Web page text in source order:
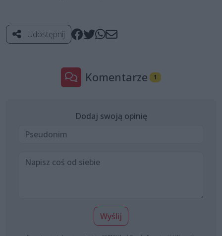
Udostępnij
Komentarze 1
Dodaj swoją opinię
Wyślij